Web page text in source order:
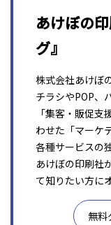
あけぼの
グ』
株式会社あけぼ
チラシやPOP、
「集客・販促
わせた「マーケ
各種サービスの
あけぼの印刷社
て知りたい方に
無料